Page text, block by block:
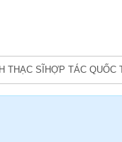
THẠC SĨ HỢP TÁC QUỐC